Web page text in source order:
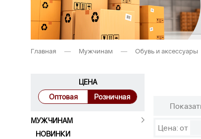
Главная — Мужчинам — Обувь и аксессуары
Цена: от
ЦЕНА
Оптовая
Розничная
МУЖЧИНАМ
НОВИНКИ